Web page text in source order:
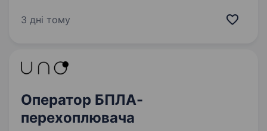
антен, шукає інженера для роботи над
3 дні тому
Оператор БПЛА-
перехоплювача